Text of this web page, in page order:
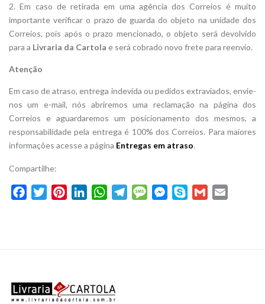
2. Em caso de retirada em uma agência dos Correios é muito
importante verificar o prazo de guarda do objeto na unidade dos
Correios, pois após o prazo mencionado, o objeto será devolvido
para a Livraria da Cartola e será cobrado novo frete para reenvio.
Atenção
Em caso de atraso, entrega indevida ou pedidos extraviados, envie-
nos um e-mail, nós abriremos uma reclamação na página dos
Correios e aguardaremos um posicionamento dos mesmos, a
responsabilidade pela entrega é 100% dos Correios. Para maiores
informações acesse a página Entregas em atraso.
Compartilhe:
FacebookTwitterPinterestLinkedInWhatsAppTelegramMessageMessenger
Skype Gmail